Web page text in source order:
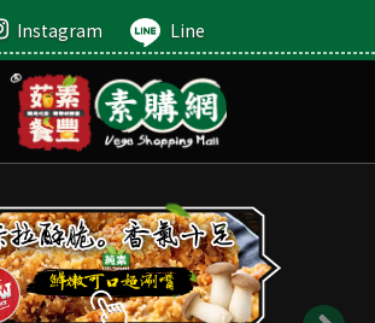
Instagram Line